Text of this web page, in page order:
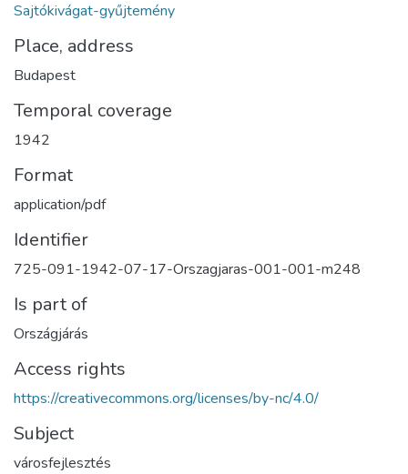
Sajtókivágat-gyűjtemény
Place, address
Budapest
Temporal coverage
1942
Format
application/pdf
Identifier
725-091-1942-07-17-Orszagjaras-001-001-m248
Is part of
Országjárás
Access rights
https://creativecommons.org/licenses/by-nc/4.0/
Subject
városfejlesztés